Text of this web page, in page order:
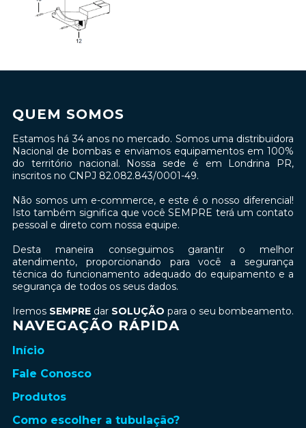
QUEM SOMOS
Estamos há 34 anos no mercado. Somos uma distribuidora
Nacional de bombas e enviamos equipamentos em 100%
do território nacional. Nossa sede é em Londrina PR,
inscritos no CNPJ 82.082.843/0001-49.
Não somos um e-commerce, e este é o nosso diferencial!
Isto também significa que você SEMPRE terá um contato
pessoal e direto com nossa equipe.
Desta maneira conseguimos garantir o melhor
atendimento, proporcionando para você a segurança
técnica do funcionamento adequado do equipamento e a
segurança de todos os seus dados.
Iremos SEMPRE dar SOLUÇÃO para o seu bombeamento.
NAVEGAÇÃO RÁPIDA
Início
Fale Conosco
Produtos
Como escolher a tubulação?